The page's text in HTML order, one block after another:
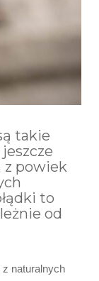
takie
z powiek
to
od
z naturalnych